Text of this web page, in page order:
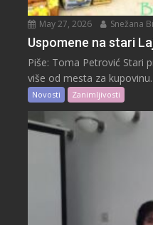
May 27, 2026 Snežana
Uspomene na stari
Piše: Toma Petrović Stari
više od mesta za
Novosti Zanimljivosti